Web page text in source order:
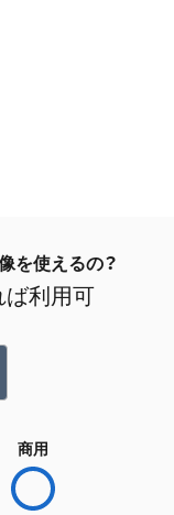
を使えるの？
ば利用可
商用